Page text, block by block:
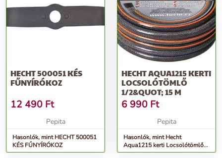
HECHT 500051 KÉS
FŰNYÍRÓKOZ
12 490 Ft
Pepita
Hasonlók, mint HECHT 500051
KÉS FŰNYÍRÓKOZ
HECHT AQUA1215 KERTI
LOCSOLÓTÖMLŐ
1/2&QUOT; 15 M
6 990 Ft
Pepita
Hasonlók, mint Hecht
Aqua1215 kerti Locsolótömlő
1/2&quot; 15 M